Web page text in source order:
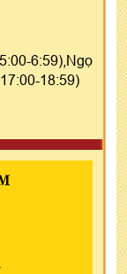
6:59),Ngọ
18:59)